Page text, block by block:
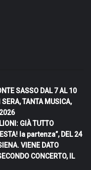
SASSO DAL 7 AL 10
TANTA MUSICA,
GIÀ TUTTO
la partenza”, DEL 24
VIENE DATO
CONCERTO, IL